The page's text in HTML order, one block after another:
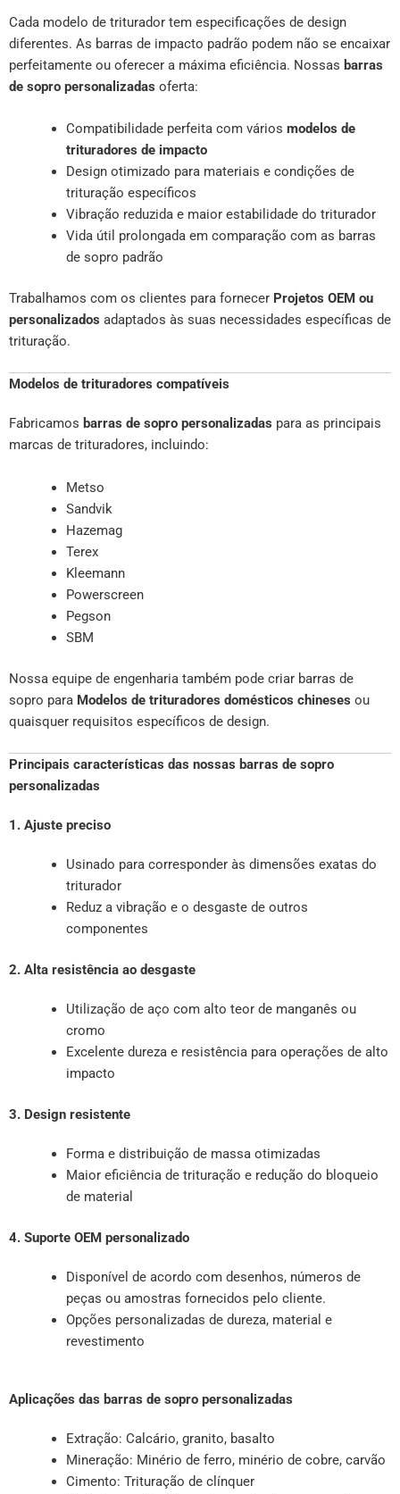
Cada modelo de triturador tem especificações de design
diferentes. As barras de impacto padrão podem não se encaixar
perfeitamente ou oferecer a máxima eficiência. Nossas barras
de sopro personalizadas oferta:
Compatibilidade perfeita com vários modelos de
trituradores de impacto
Design otimizado para materiais e condições de
trituração específicos
Vibração reduzida e maior estabilidade do triturador
Vida útil prolongada em comparação com as barras
de sopro padrão
Trabalhamos com os clientes para fornecer Projetos OEM ou
personalizados adaptados às suas necessidades específicas de
trituração.
Modelos de trituradores compatíveis
Fabricamos barras de sopro personalizadas para as principais
marcas de trituradores, incluindo:
Metso
Sandvik
Hazemag
Terex
Kleemann
Powerscreen
Pegson
SBM
Nossa equipe de engenharia também pode criar barras de
sopro para Modelos de trituradores domésticos chineses ou
quaisquer requisitos específicos de design.
Principais características das nossas barras de sopro
personalizadas
1. Ajuste preciso
Usinado para corresponder às dimensões exatas do
triturador
Reduz a vibração e o desgaste de outros
componentes
2. Alta resistência ao desgaste
Utilização de aço com alto teor de manganês ou
cromo
Excelente dureza e resistência para operações de alto
impacto
3. Design resistente
Forma e distribuição de massa otimizadas
Maior eficiência de trituração e redução do bloqueio
de material
4. Suporte OEM personalizado
Disponível de acordo com desenhos, números de
peças ou amostras fornecidos pelo cliente.
Opções personalizadas de dureza, material e
revestimento
Aplicações das barras de sopro personalizadas
Extração: Calcário, granito, basalto
Mineração: Minério de ferro, minério de cobre, carvão
Cimento: Trituração de clínquer